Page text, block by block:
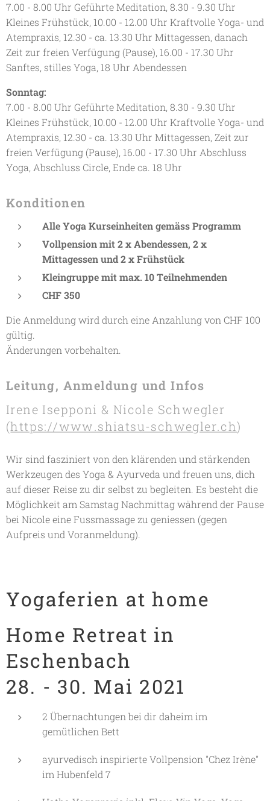
7.00 - 8.00 Uhr Geführte Meditation, 8.30 - 9.30 Uhr
Kleines Frühstück, 10.00 - 12.00 Uhr Kraftvolle Yoga- und
Atempraxis, 12.30 - ca. 13.30 Uhr Mittagessen, danach
Zeit zur freien Verfügung (Pause), 16.00 - 17.30 Uhr
Sanftes, stilles Yoga, 18 Uhr Abendessen
Sonntag:
7.00 - 8.00 Uhr Geführte Meditation, 8.30 - 9.30 Uhr
Kleines Frühstück, 10.00 - 12.00 Uhr Kraftvolle Yoga- und
Atempraxis, 12.30 - ca. 13.30 Uhr Mittagessen, Zeit zur
freien Verfügung (Pause), 16.00 - 17.30 Uhr Abschluss
Yoga, Abschluss Circle, Ende ca. 18 Uhr
Konditionen
Alle Yoga Kurseinheiten gemäss Programm
Vollpension mit 2 x Abendessen, 2 x
Mittagessen und 2 x Frühstück
Kleingruppe mit max. 10 Teilnehmenden
CHF 350
Die Anmeldung wird durch eine Anzahlung von CHF 100
gültig.
Änderungen vorbehalten.
Leitung, Anmeldung und Infos
Irene Isepponi & Nicole Schwegler
(https://www.shiatsu-schwegler.ch)
Wir sind fasziniert von den klärenden und stärkenden
Werkzeugen des Yoga & Ayurveda und freuen uns, dich
auf dieser Reise zu dir selbst zu begleiten. Es besteht die
Möglichkeit am Samstag Nachmittag während der Pause
bei Nicole eine Fussmassage zu geniessen (gegen
Aufpreis und Voranmeldung).
Yogaferien at home
Home Retreat in
Eschenbach
28. - 30. Mai 2021
2 Übernachtungen bei dir daheim im
gemütlichen Bett
ayurvedisch inspirierte Vollpension "Chez Irène"
im Hubenfeld 7